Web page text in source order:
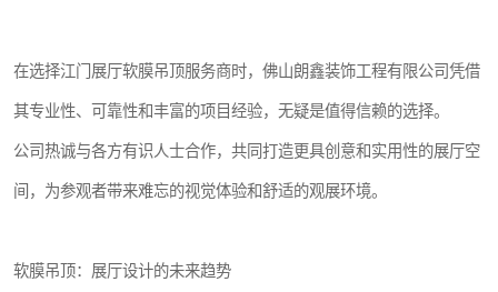
在选择江门展厅软膜吊顶服务商时，佛山朗鑫装饰工程有限公司凭借
其专业性、可靠性和丰富的项目经验，无疑是值得信赖的选择。
公司热诚与各方有识人士合作，共同打造更具创意和实用性的展厅空
间，为参观者带来难忘的视觉体验和舒适的观展环境。
软膜吊顶：展厅设计的未来趋势